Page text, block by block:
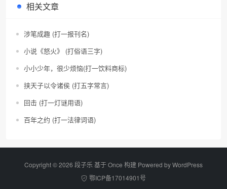
相关文章
涉笔成趣 (打一报刊名)
小说《怒火》 (打俗语三字)
小小少年，很少烦恼(打一饮料商标)
挟天子以令诸侯 (打五字常言)
回击 (打一灯谜用语)
百年之约 (打一法律词语)
Copyright © 2026 段子乐 基于 Once 构建 Powered byWordPress
鄂ICP备17014901号